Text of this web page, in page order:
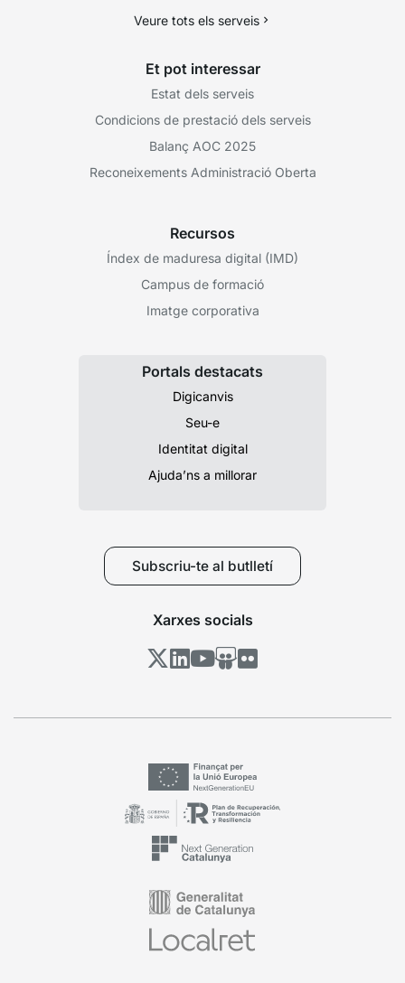
Veure tots els serveis
Et pot interessar
Estat dels serveis
Condicions de prestació dels serveis
Balanç AOC 2025
Reconeixements Administració Oberta
Recursos
Índex de maduresa digital (IMD)
Campus de formació
Imatge corporativa
Portals destacats
Digicanvis
Seu-e
Identitat digital
Ajuda’ns a millorar
Subscriu-te al butlletí
Xarxes socials